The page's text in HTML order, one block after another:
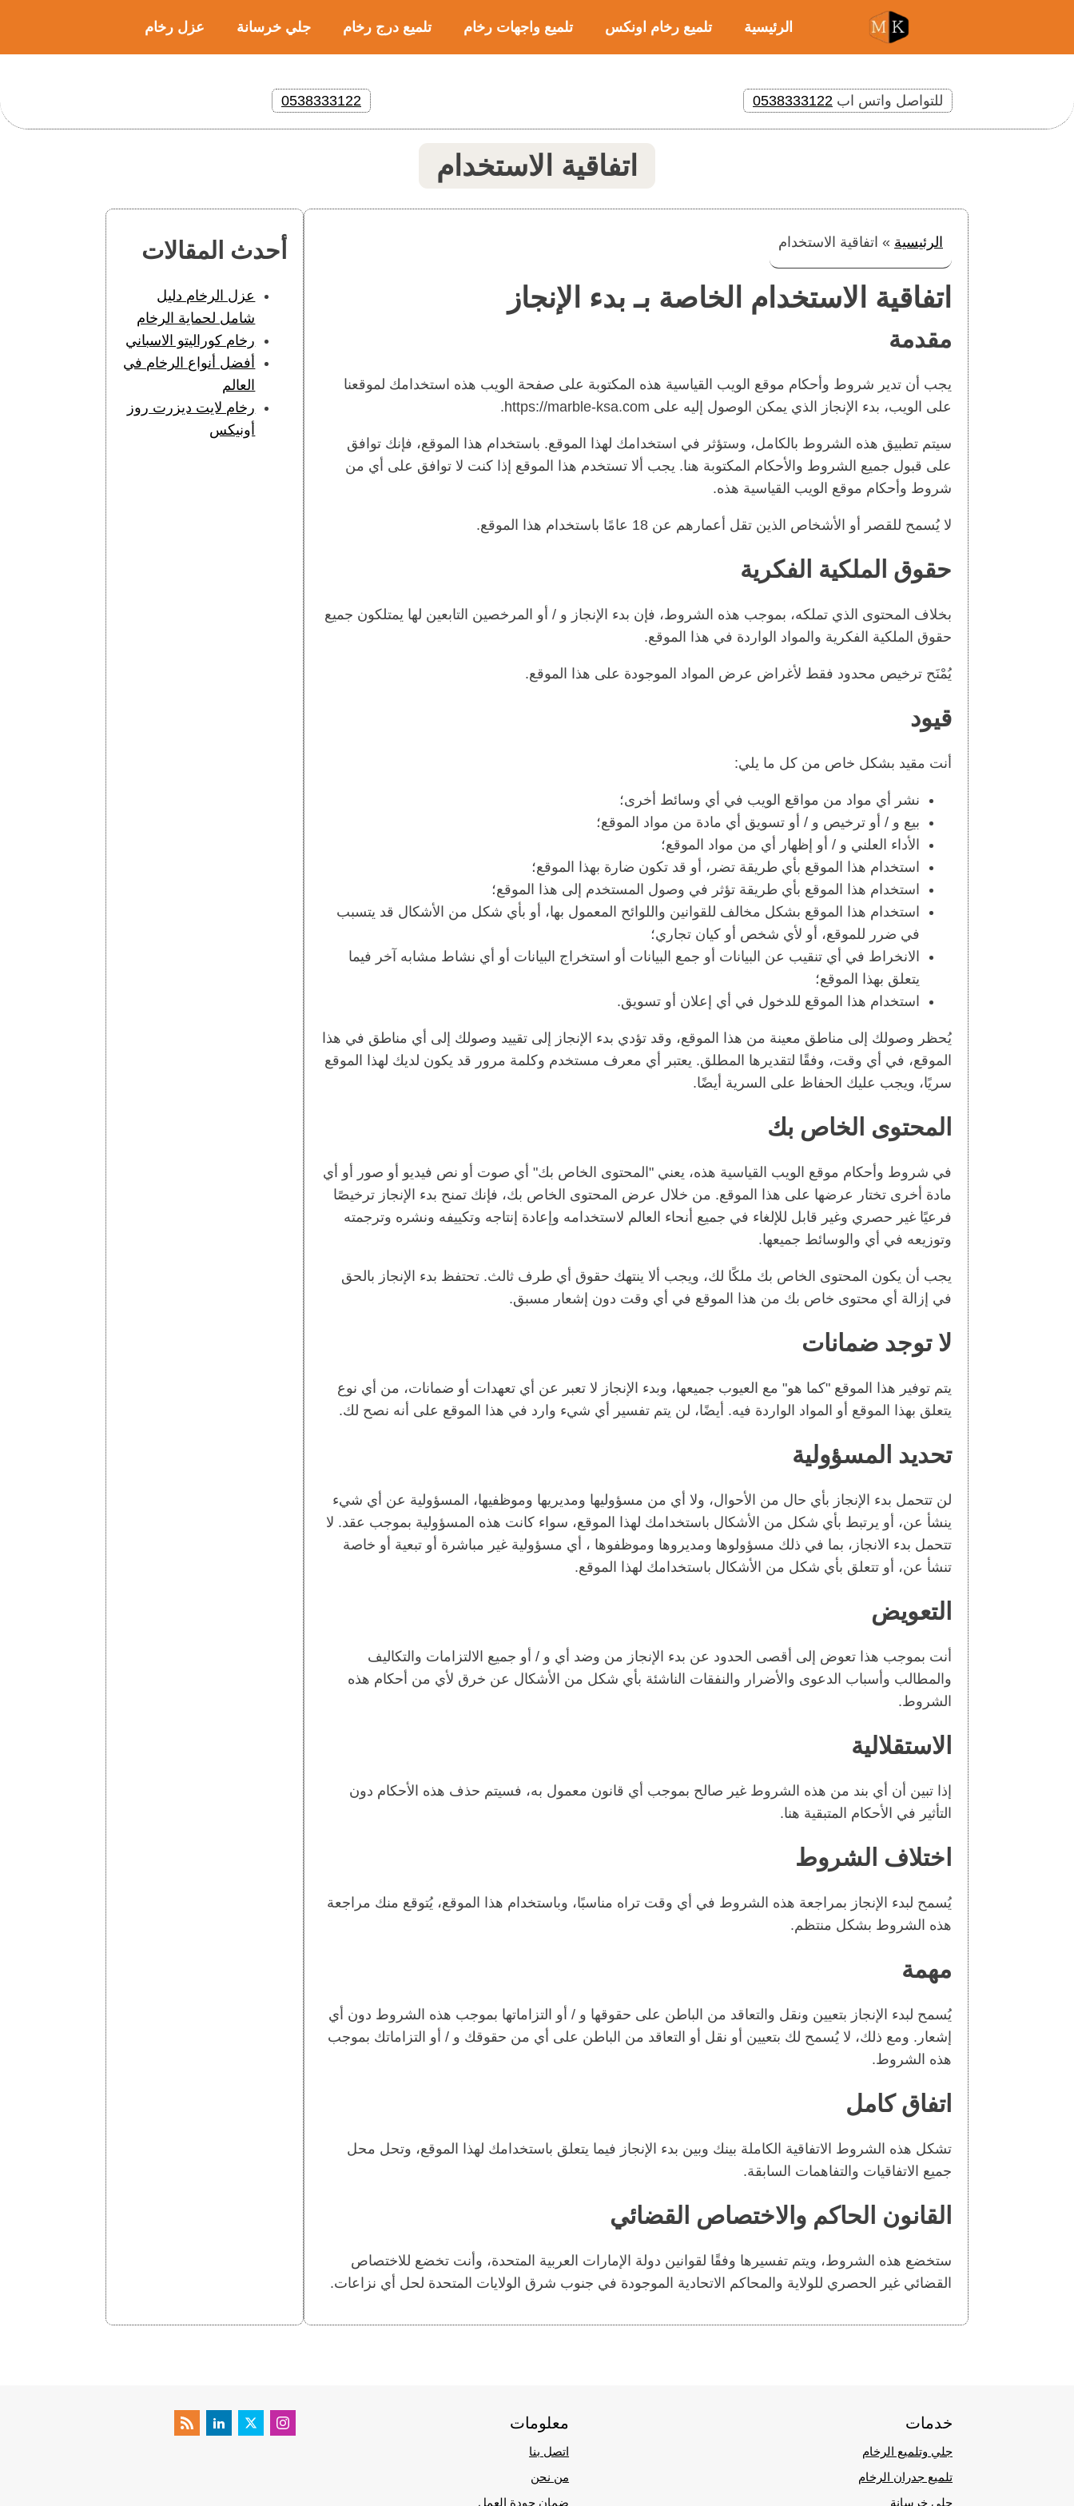
الرئيسية تلميع رخام اونكس تلميع واجهات رخام تلميع درج رخام جلي خرسانة عزل رخام
للتواصل واتس اب 0538333122
0538333122
اتفاقية الاستخدام
الرئيسية » اتفاقية الاستخدام
اتفاقية الاستخدام الخاصة بـ بدء الإنجاز
مقدمة
يجب أن تدير شروط وأحكام موقع الويب القياسية هذه المكتوبة على صفحة الويب هذه استخدامك لموقعنا
على الويب، بدء الإنجاز الذي يمكن الوصول إليه على https://marble-ksa.com.
سيتم تطبيق هذه الشروط بالكامل، وستؤثر في استخدامك لهذا الموقع. باستخدام هذا الموقع، فإنك توافق
على قبول جميع الشروط والأحكام المكتوبة هنا. يجب ألا تستخدم هذا الموقع إذا كنت لا توافق على أي من
شروط وأحكام موقع الويب القياسية هذه.
لا يُسمح للقصر أو الأشخاص الذين تقل أعمارهم عن 18 عامًا باستخدام هذا الموقع.
حقوق الملكية الفكرية
بخلاف المحتوى الذي تملكه، بموجب هذه الشروط، فإن بدء الإنجاز و / أو المرخصين التابعين لها يمتلكون جميع
حقوق الملكية الفكرية والمواد الواردة في هذا الموقع.
يُمْنَح ترخيص محدود فقط لأغراض عرض المواد الموجودة على هذا الموقع.
قيود
أنت مقيد بشكل خاص من كل ما يلي:
نشر أي مواد من مواقع الويب في أي وسائط أخرى؛
بيع و / أو ترخيص و / أو تسويق أي مادة من مواد الموقع؛
الأداء العلني و / أو إظهار أي من مواد الموقع؛
استخدام هذا الموقع بأي طريقة تضر، أو ​​قد تكون ضارة بهذا الموقع؛
استخدام هذا الموقع بأي طريقة تؤثر في وصول المستخدم إلى هذا الموقع؛
استخدام هذا الموقع بشكل مخالف للقوانين واللوائح المعمول بها، أو بأي شكل من الأشكال قد يتسبب
في ضرر للموقع، أو لأي شخص أو كيان تجاري؛
الانخراط في أي تنقيب عن البيانات أو جمع البيانات أو استخراج البيانات أو أي نشاط مشابه آخر فيما
يتعلق بهذا الموقع؛
استخدام هذا الموقع للدخول في أي إعلان أو تسويق.
يُحظر وصولك إلى مناطق معينة من هذا الموقع، وقد تؤدي بدء الإنجاز إلى تقييد وصولك إلى أي مناطق في هذا
الموقع، في أي وقت، وفقًا لتقديرها المطلق. يعتبر أي معرف مستخدم وكلمة مرور قد يكون لديك لهذا الموقع
سريًا، ويجب عليك الحفاظ على السرية أيضًا.
المحتوى الخاص بك
في شروط وأحكام موقع الويب القياسية هذه، يعني "المحتوى الخاص بك" أي صوت أو نص فيديو أو صور أو أي
مادة أخرى تختار عرضها على هذا الموقع. من خلال عرض المحتوى الخاص بك، فإنك تمنح بدء الإنجاز ترخيصًا
فرعيًا غير حصري وغير قابل للإلغاء في جميع أنحاء العالم لاستخدامه وإعادة إنتاجه وتكييفه ونشره وترجمته
وتوزيعه في أي والوسائط جميعها.
يجب أن يكون المحتوى الخاص بك ملكًا لك، ويجب ألا ينتهك حقوق أي طرف ثالث. تحتفظ بدء الإنجاز بالحق
في إزالة أي محتوى خاص بك من هذا الموقع في أي وقت دون إشعار مسبق.
لا توجد ضمانات
يتم توفير هذا الموقع "كما هو" مع العيوب جميعها، وبدء الإنجاز لا تعبر عن أي تعهدات أو ضمانات، من أي نوع
يتعلق بهذا الموقع أو المواد الواردة فيه. أيضًا، لن يتم تفسير أي شيء وارد في هذا الموقع على أنه نصح لك.
تحديد المسؤولية
لن تتحمل بدء الإنجاز بأي حال من الأحوال، ولا أي من مسؤوليها ومديريها وموظفيها، المسؤولية عن أي شيء
ينشأ عن، أو يرتبط بأي شكل من الأشكال باستخدامك لهذا الموقع، سواء كانت هذه المسؤولية بموجب عقد. لا
تتحمل بدء الانجاز، بما في ذلك مسؤولوها ومديروها وموظفوها ، أي مسؤولية غير مباشرة أو تبعية أو خاصة
تنشأ عن، أو تتعلق بأي شكل من الأشكال باستخدامك لهذا الموقع.
التعويض
أنت بموجب هذا تعوض إلى أقصى الحدود عن بدء الإنجاز من وضد أي و / أو جميع الالتزامات والتكاليف
والمطالب وأسباب الدعوى والأضرار والنفقات الناشئة بأي شكل من الأشكال عن خرق لأي من أحكام هذه
الشروط.
الاستقلالية
إذا تبين أن أي بند من هذه الشروط غير صالح بموجب أي قانون معمول به، فسيتم حذف هذه الأحكام دون
التأثير في الأحكام المتبقية هنا.
اختلاف الشروط
يُسمح لبدء الإنجاز بمراجعة هذه الشروط في أي وقت تراه مناسبًا، وباستخدام هذا الموقع، يُتوقع منك مراجعة
هذه الشروط بشكل منتظم.
مهمة
يُسمح لبدء الإنجاز بتعيين ونقل والتعاقد من الباطن على حقوقها و / أو التزاماتها بموجب هذه الشروط دون أي
إشعار. ومع ذلك، لا يُسمح لك بتعيين أو نقل أو التعاقد من الباطن على أي من حقوقك و / أو التزاماتك بموجب
هذه الشروط.
اتفاق كامل
تشكل هذه الشروط الاتفاقية الكاملة بينك وبين بدء الإنجاز فيما يتعلق باستخدامك لهذا الموقع، وتحل محل
جميع الاتفاقيات والتفاهمات السابقة.
القانون الحاكم والاختصاص القضائي
ستخضع هذه الشروط، ويتم تفسيرها وفقًا لقوانين دولة الإمارات العربية المتحدة، وأنت تخضع للاختصاص
القضائي غير الحصري للولاية والمحاكم الاتحادية الموجودة في جنوب شرق الولايات المتحدة لحل أي نزاعات.
أحدث المقالات
عزل الرخام دليل
شامل لحماية الرخام
رخام كوراليتو الاسباني
أفضل أنواع الرخام في
العالم
رخام لايت ديزرت روز
أونيكس
خدمات
جلي وتلميع الرخام
تلميع جدران الرخام
جلي خرسانة
معلومات
اتصل بنا
من نحن
ضمان جودة العمل